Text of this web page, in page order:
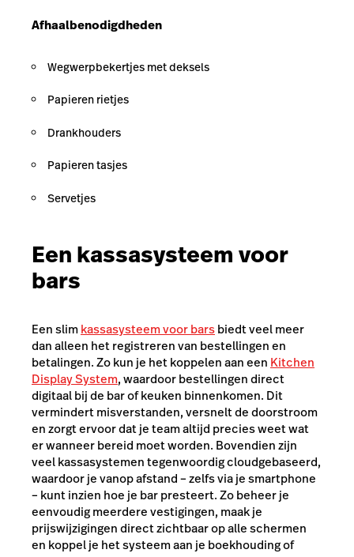
Afhaalbenodigdheden
Wegwerpbekertjes met deksels
Papieren rietjes
Drankhouders
Papieren tasjes
Servetjes
Een kassasysteem voor
bars
Een slimkassasysteem voor barsbiedt veel meer
dan alleen het registreren van bestellingen en
betalingen. Zo kun je het koppelen aan een Kitchen
Display System, waardoor bestellingen direct
digitaal bij de bar of keuken binnenkomen. Dit
vermindert misverstanden, versnelt de doorstroom
en zorgt ervoor dat je team altijd precies weet wat
er wanneer bereid moet worden. Bovendien zijn
veel kassasystemen tegenwoordig cloudgebaseerd,
waardoor je vanop afstand – zelfs via je smartphone
– kunt inzien hoe je bar presteert. Zo beheer je
eenvoudig meerdere vestigingen, maak je
prijswijzigingen direct zichtbaar op alle schermen
en koppel je het systeem aan je boekhouding of